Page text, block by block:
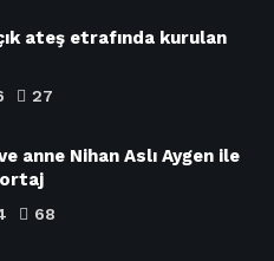
ateş etrafında kurulan
27
anne Nihan Aslı Aygen ile
68